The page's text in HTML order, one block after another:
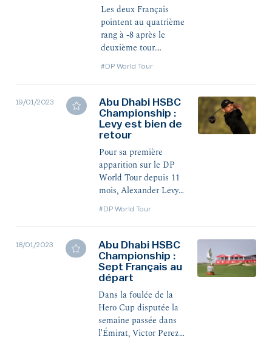
deux coups des
leaders.
Les deux Français
pointent au quatrième
rang à -8 après le
deuxième tour.
forme avec une
deuxième carte de -4,
tandis que Victor
Perez a signé la
meilleure carte du
jour, en -7. Antoine
Rozner figure un coup
plus loin.
#DP World Tour
19/01/2023
Abu Dhabi HSBC
Championship :
Levy est bien de
retour
Pour sa première
apparition sur le DP
World Tour depuis 11
mois, Alexander Levy a
placer au 12e rang à
l’issue du premier tour.
Antoine Rozner est un
coup derrière, en 23e
position.
#DP World Tour
18/01/2023
Abu Dhabi HSBC
Championship :
Sept Français au
départ
Dans la foulée de la
Hero Cup disputée la
semaine passée dans
l'Émirat, Victor Perez